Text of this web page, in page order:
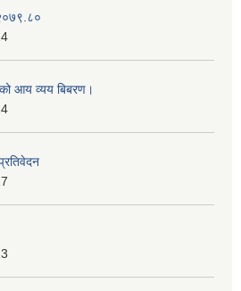
आय व्यय बिबरण।